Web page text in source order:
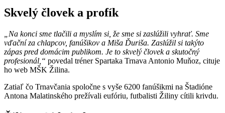
Skvelý človek a profík
„Na konci sme tlačili a myslím si, že sme si zaslúžili vyhrať. Sme
vďační za chlapcov, fanúšikov a Miša Ďuriša. Zaslúžil si takýto
zápas pred domácim publikom. Je to skvelý človek a skutočný
profesionál,“ povedal tréner Spartaka Trnava Antonio Muňoz, cituje
ho web MŠK Žilina.
Zatiaľ čo Trnavčania spoločne s vyše 6200 fanúšikmi na Štadióne
Antona Malatinského prežívali eufóriu, futbalisti Žiliny cítili krivdu.